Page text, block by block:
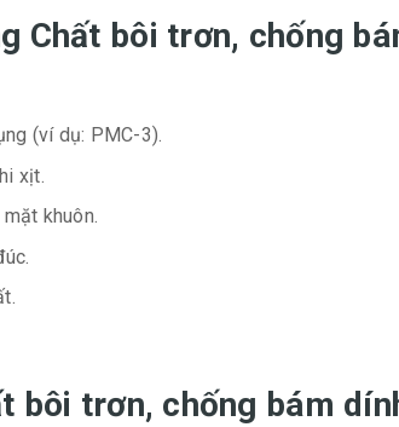
Chất bôi trơn, chống
(ví dụ: PMC-3).
xịt.
khuôn.
bôi trơn, chống bám